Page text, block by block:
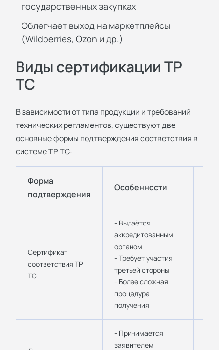
государственных закупках
Облегчает выход на маркетплейсы
(Wildberries, Ozon и др.)
Виды сертификации ТР
ТС
В зависимости от типа продукции и требований
технических регламентов, существуют две
основные формы подтверждения соответствия в
системе ТР ТС:
Форма
подтверждения
Особенности
Сертификат
соответствия ТР
ТС
- Выдаётся
аккредитованным
органом
- Требует участия
третьей стороны
- Более сложная
процедура
получения
- Принимается
заявителем